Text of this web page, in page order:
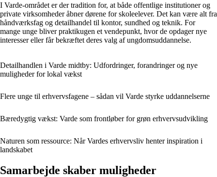
I Varde-området er der tradition for, at både offentlige institutioner og
private virksomheder åbner dørene for skoleelever. Det kan være alt fra
håndværksfag og detailhandel til kontor, sundhed og teknik. For
mange unge bliver praktikugen et vendepunkt, hvor de opdager nye
interesser eller får bekræftet deres valg af ungdomsuddannelse.
Detailhandlen i Varde midtby: Udfordringer, forandringer og nye
muligheder for lokal vækst
Flere unge til erhvervsfagene – sådan vil Varde styrke uddannelserne
Bæredygtig vækst: Varde som frontløber for grøn erhvervsudvikling
Naturen som ressource: Når Vardes erhvervsliv henter inspiration i
landskabet
Samarbejde skaber muligheder